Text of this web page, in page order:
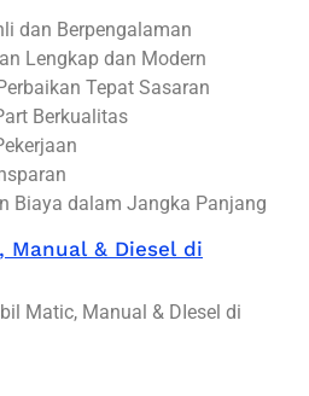
dan Berpengalaman
Lengkap dan Modern
Tepat Sasaran
Berkualitas
Biaya dalam Jangka Panjang
Manual & Diesel di
Matic, Manual & DIesel di